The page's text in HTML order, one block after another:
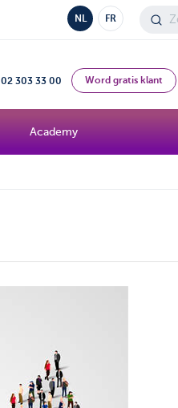
NL FR
02 303 33 00 Word gratis klant
Academy